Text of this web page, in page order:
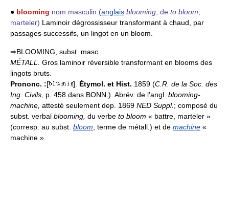
● blooming nom masculin (anglais blooming , de to bloom
marteler) Laminoir dégrossisseur transformant à chaud, par
passages successifs, un lingot en un bloom.
⇒BLOOMING, subst. masc.
MÉTALL. Gros laminoir réversible transformant en blooms des
lingots bruts.
Prononc. :[ ]. Étymol. et Hist. 1859 (C.R. de la Soc. des
Ing. Civils, p. 458 dans BONN.). Abrév. de l'angl. blooming-
machine, attesté seulement dep. 1869 NED Suppl. ; composé du
subst. verbal blooming, du verbe to bloom « battre, marteler »
(corresp. au subst. bloom , terme de métall.) et de machine «
machine ».